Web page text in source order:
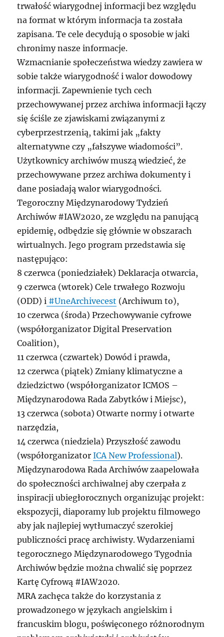
trwałość wiarygodnej informacji bez względu
na format w którym informacja ta została
zapisana. Te cele decydują o sposobie w jaki
chronimy nasze informacje.
Wzmacnianie społeczeństwa wiedzy zawiera w
sobie także wiarygodność i walor dowodowy
informacji. Zapewnienie tych cech
przechowywanej przez archiwa informacji łączy
się ściśle ze zjawiskami związanymi z
cyberprzestrzenią, takimi jak „fakty
alternatywne czy „fałszywe wiadomości”.
Użytkownicy archiwów muszą wiedzieć, że
przechowywane przez archiwa dokumenty i
dane posiadają walor wiarygodności.
Tegoroczny Międzynarodowy Tydzień
Archiwów #IAW2020, ze względu na panującą
epidemię, odbędzie się głównie w obszarach
wirtualnych. Jego program przedstawia się
następująco:
8 czerwca (poniedziałek) Deklaracja otwarcia,
9 czerwca (wtorek) Cele trwałego Rozwoju
(ODD) i #UneArchivecest (Archiwum to),
10 czerwca (środa) Przechowywanie cyfrowe
(współorganizator Digital Preservation
Coalition),
11 czerwca (czwartek) Dowód i prawda,
12 czerwca (piątek) Zmiany klimatyczne a
dziedzictwo (współorganizator ICMOS –
Międzynarodowa Rada Zabytków i Miejsc),
13 czerwca (sobota) Otwarte normy i otwarte
narzędzia,
14 czerwca (niedziela) Przyszłość zawodu
(współorganizatorICA New Professional).
Międzynarodowa Rada Archiwów zaapelowała
do społeczności archiwalnej aby czerpała z
inspiracji ubiegłorocznych organizując projekt:
ekspozycji, diaporamy lub projektu filmowego
aby jak najlepiej wytłumaczyć szerokiej
publiczności pracę archiwisty. Wydarzeniami
tegorocznego Międzynarodowego Tygodnia
Archiwów będzie można chwalić się poprzez
Kartę Cyfrową #IAW2020.
MRA zachęca także do korzystania z
prowadzonego w językach angielskim i
francuskim blogu, poświęconego różnorodnym